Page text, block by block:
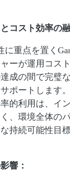
コスト効率の
に重点を置く
ーが運用コス
成の間で完璧
ポートします
的利用は、イ
、環境全体の
持続可能性目
響：